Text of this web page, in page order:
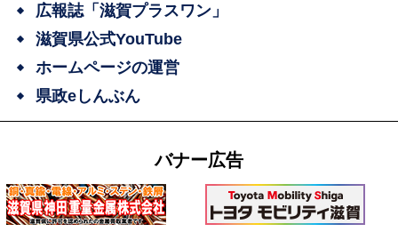
広報誌「滋賀プラスワン」
滋賀県公式YouTube
ホームページの運営
県政eしんぶん
バナー広告